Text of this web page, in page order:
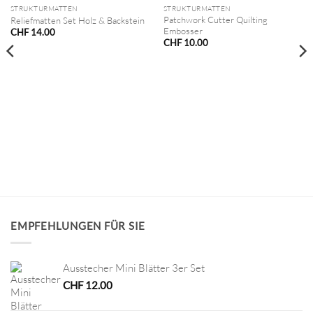
STRUKTURMATTEN
Reliefmatten Set Holz & Backstein
CHF14.00
STRUKTURMATTEN
Patchwork Cutter Quilting
Embosser
CHF10.00
EMPFEHLUNGEN FÜR SIE
Ausstecher Mini Blätter 3er Set
CHF12.00